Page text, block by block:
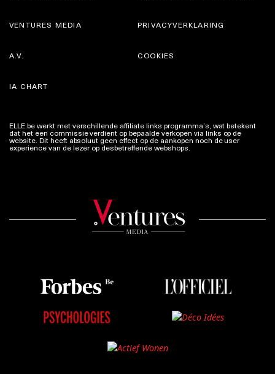
VENTURES MEDIA PRIVACYVERKLARING
A.V.
IA CHART
COOKIES
ELLE.be werkt met verschillende affiliate links programma’s, wat betekent
dat het een commissie verdient op bepaalde verkopen via links op de
website. Dit heeft absoluut geen effect op de aankopen noch de user
experience van de lezer op desbetreffende webshops.